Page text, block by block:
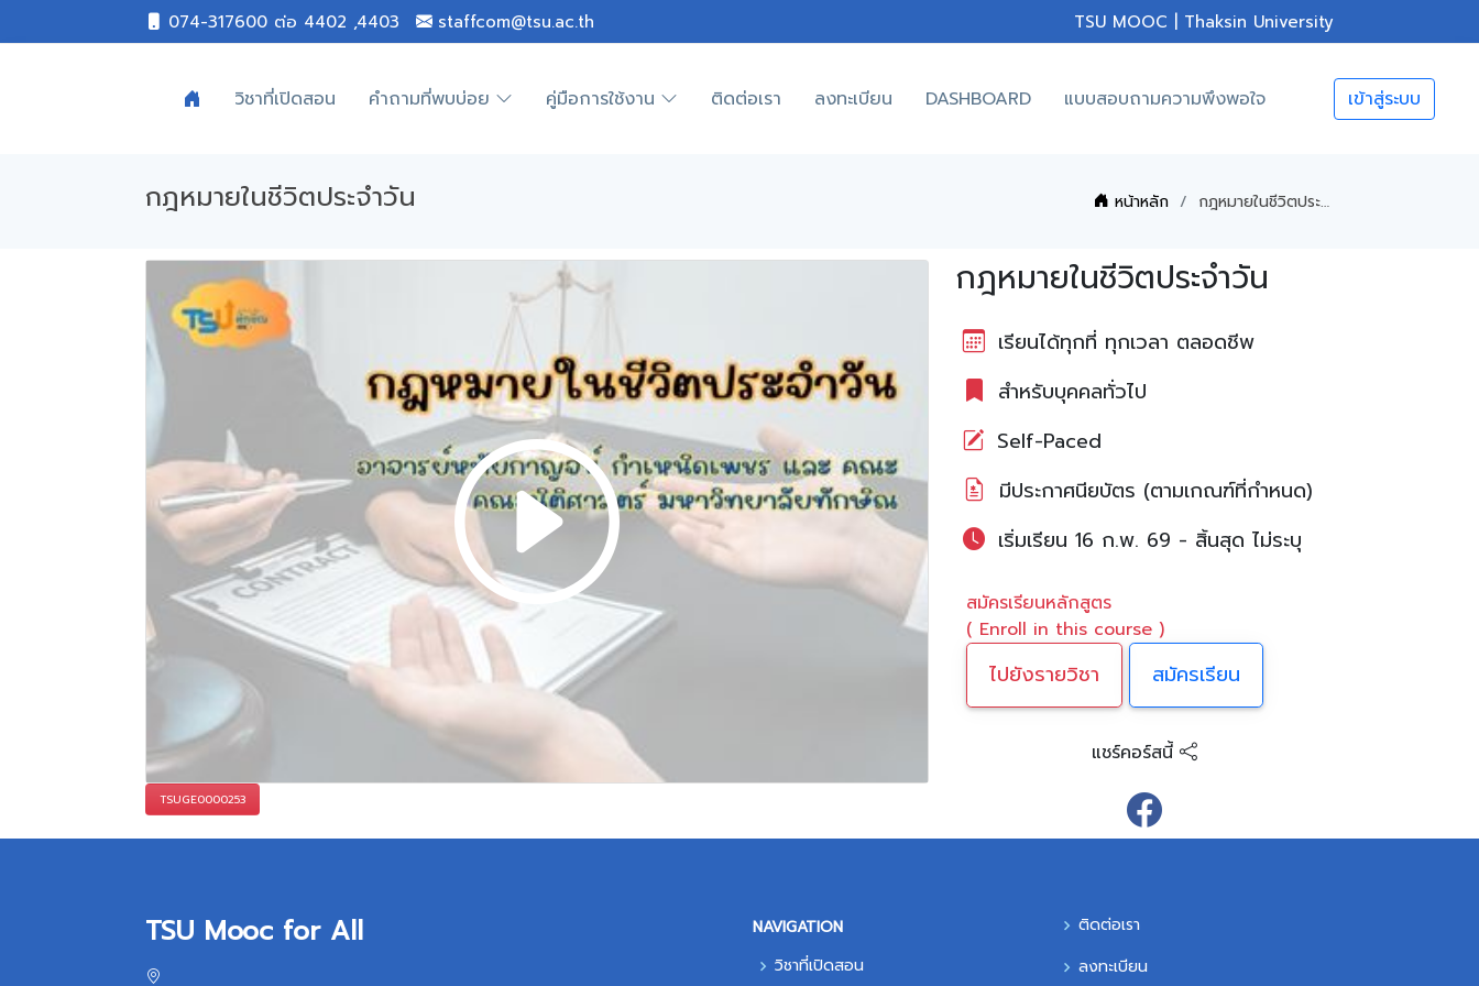
074-317600 ต่อ 4402 ,4403 staffcom@tsu.ac.th TSU MOOC | Thaksin University
วิชาที่เปิดสอน คำถามที่พบบ่อย คู่มือการใช้งาน ติดต่อเรา ลงทะเบียน DASHBOARD แบบสอบถามความพึงพอใจ เข้าสู่ระบบ
กฎหมายในชีวิตประจำวัน หน้าหลัก กฎหมายในชีวิตประจำวัน
TSUGE0000253
กฎหมายในชีวิตประจำวัน
เรียนได้ทุกที่ ทุกเวลา ตลอดชีพ
สำหรับบุคคลทั่วไป
Self-Paced
มีประกาศนียบัตร (ตามเกณฑ์ที่กำหนด)
เริ่มเรียน 16 ก.พ. 69 - สิ้นสุด ไม่ระบุ
สมัครเรียนหลักสูตร
( Enroll in this course )
ไปยังรายวิชา สมัครเรียน
แชร์คอร์สนี้
TSU Mooc for All
NAVIGATION
วิชาที่เปิดสอน
ติดต่อเรา
ลงทะเบียน